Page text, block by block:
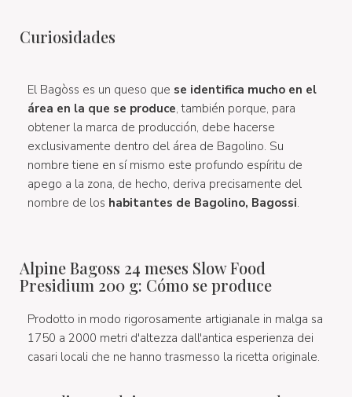
Curiosidades
El Bagòss es un queso que se identifica mucho en el
área en la que se produce, también porque, para
obtener la marca de producción, debe hacerse
exclusivamente dentro del área de Bagolino. Su
nombre tiene en sí mismo este profundo espíritu de
apego a la zona, de hecho, deriva precisamente del
nombre de los habitantes de Bagolino, Bagossi.
Alpine Bagoss 24 meses Slow Food
Presidium 200 g: Cómo se produce
Prodotto in modo rigorosamente artigianale in malga sa
1750 a 2000 metri d'altezza dall'antica esperienza dei
casari locali che ne hanno trasmesso la ricetta originale.